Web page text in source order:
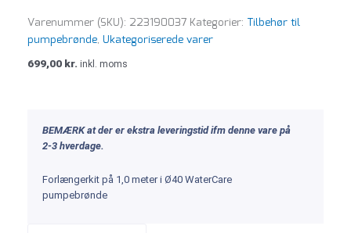
Varenummer (SKU): 223190037 Kategorier: Tilbehør til
pumpebrønde, Ukategoriserede varer
699,00 kr. inkl. moms
BEMÆRK at der er ekstra leveringstid ifm denne vare på
2-3 hverdage.
Forlængerkit på 1,0 meter i Ø40 WaterCare
pumpebrønde